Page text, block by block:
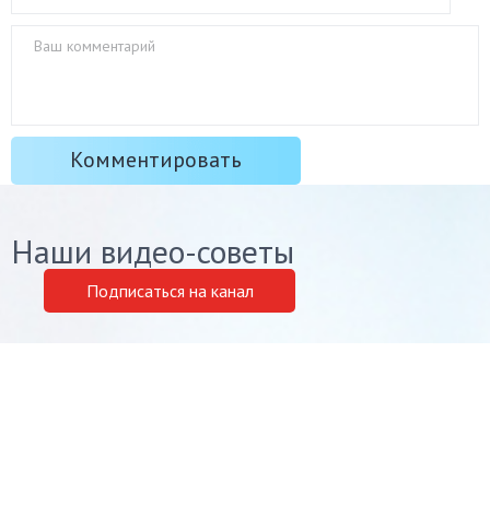
Наши видео-советы
Подписаться на канал